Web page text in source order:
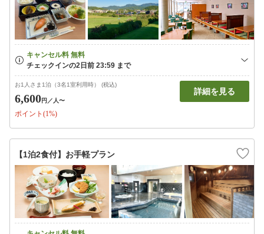
お1人さま1泊（3名1室利用時） (税込)
6,600円 ／人〜
ポイント(1%)
詳細を見る
【1泊2食付】お手軽プラン